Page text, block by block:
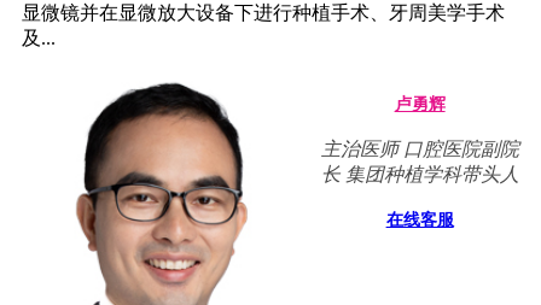
显微镜并在显微放大设备下进行种植手术、牙周美学手术
及...
卢勇辉
主治医师 口腔医院副院
长 集团种植学科带头人
在线客服